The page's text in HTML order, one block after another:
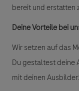
bereit und erstatten
Deine Vorteile bei
Wir setzen auf das
Du gestaltest deine
mit deinen